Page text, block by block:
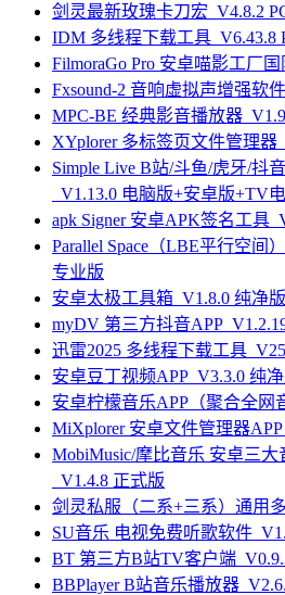
剑灵最新玫瑰卡刀宏_V4.8.2
IDM 多线程下载工具_V6.43.8
FilmoraGo Pro 安卓喵影工厂
Fxsound-2 音响虚拟声增强软
MPC-BE 经典影音播放器
XYplorer 多标签页文件管理器
Simple Live B站/斗鱼/虎牙/抖
_V1.13.0 电脑版+安卓版+TV
apk Signer 安卓APK签名工具
Parallel Space（LBE平行空间
专业版
安卓太极工具箱_V1.8.0 纯净版
myDV 第三方抖音
迅雷2025 多线程下载工具
安卓豆丁视频APP_V3.3.0 纯
安卓柠檬音乐APP（聚合全网
MiXplorer 安卓文件管理器
MobiMusic/摩比音乐 安卓三
_V1.4.8 正式版
剑灵私服（二系+三系）通用
SU音乐 电视免费听歌软件
BT 第三方B站TV客户端
BBPlayer B站音乐播放器